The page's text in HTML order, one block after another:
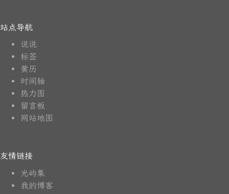
站点导航
说说
标签
黄历
时间轴
热力图
留言板
网站地图
友情链接
光屿集
我的博客